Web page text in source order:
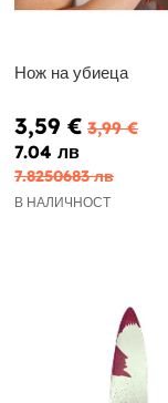
Нож на убиеца
3,59 € 3,99 €
7.04 лв
7.8250683 лв
В НАЛИЧНОСТ